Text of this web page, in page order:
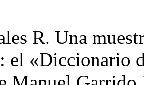
R. Una
el «Diccionario